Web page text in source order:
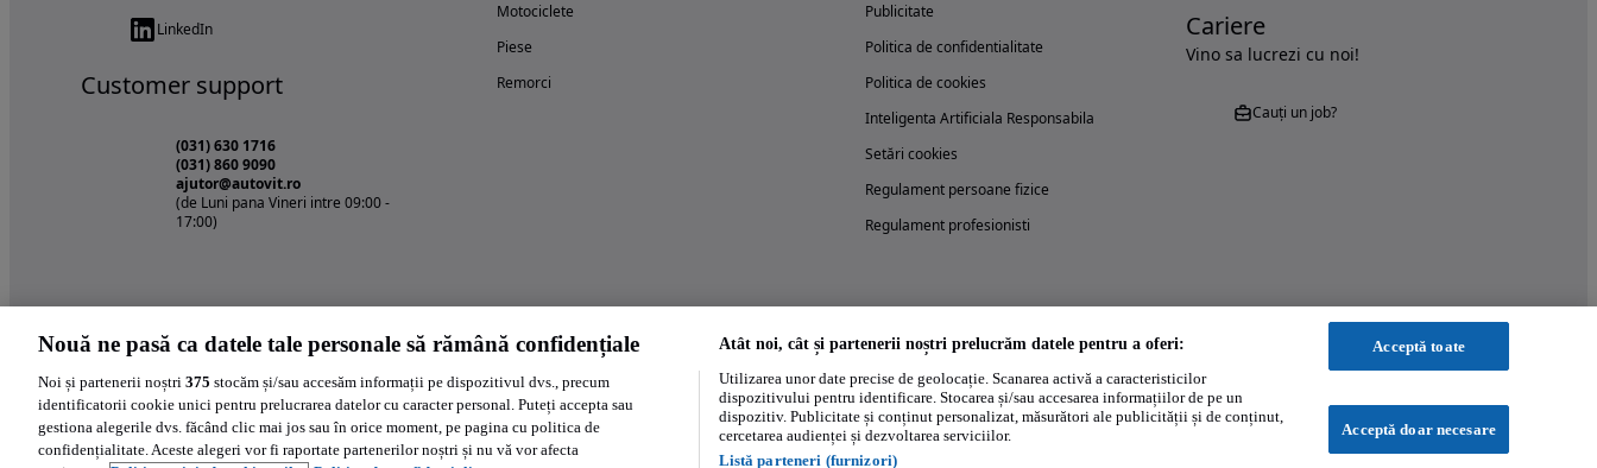
LinkedIn
Customer support
(031) 630 1716
(031) 860 9090
ajutor@autovit.ro
(de Luni pana Vineri intre 09:00 -
17:00)
Motociclete
Piese
Remorci
Publicitate
Politica de confidentialitate
Politica de cookies
Inteligenta Artificiala Responsabila
Setări cookies
Regulament persoane fizice
Regulament profesionisti
Cariere
Vino sa lucrezi cu noi!
Cauți un job?
Încearcă acum aplicația Autovit.ro
Nouă ne pasă ca datele tale personale să rămână confidențiale
Noi și partenerii noștri 375 stocăm și/sau accesăm informații pe dispozitivul dvs., precum
identificatorii cookie unici pentru prelucrarea datelor cu caracter personal. Puteți accepta sau
gestiona alegerile dvs. făcând clic mai jos sau în orice moment, pe pagina cu politica de
confidențialitate. Aceste alegeri vor fi raportate partenerilor noștri și nu vă vor afecta
Atât noi, cât și partenerii noștri prelucrăm datele pentru a oferi:
Utilizarea unor date precise de geolocație. Scanarea activă a caracteristicilor
dispozitivului pentru identificare. Stocarea și/sau accesarea informațiilor de pe un
dispozitiv. Publicitate și conținut personalizat, măsurători ale publicității și de conținut,
cercetarea audienței și dezvoltarea serviciilor.
Listă parteneri (furnizori)
Acceptă toate
Acceptă doar necesare